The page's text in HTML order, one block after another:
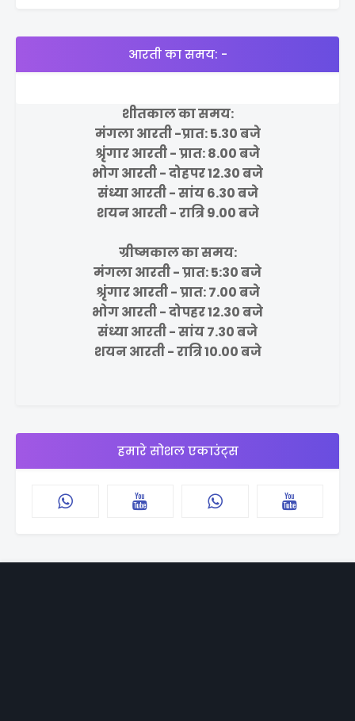
आरती का समय: -
शीतकाल का समय:
मंगला आरती -प्रात: 5.30 बजे
श्रृंगार आरती - प्रात: 8.00 बजे
भोग आरती - दोहपर 12.30 बजे
संध्या आरती - सांय 6.30 बजे
शयन आरती - रात्रि 9.00 बजे
ग्रीष्मकाल का समय:
मंगला आरती - प्रात: 5:30 बजे
श्रृंगार आरती - प्रात: 7.00 बजे
भोग आरती - दोपहर 12.30 बजे
संध्या आरती - सांय 7.30 बजे
शयन आरती - रात्रि 10.00 बजे
हमारे सोशल एकाउंट्स